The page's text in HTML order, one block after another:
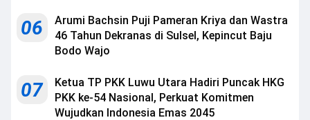
06
Arumi Bachsin Puji Pameran Kriya dan Wastra
46 Tahun Dekranas di Sulsel, Kepincut Baju
Bodo Wajo
07
Ketua TP PKK Luwu Utara Hadiri Puncak HKG
PKK ke-54 Nasional, Perkuat Komitmen
Wujudkan Indonesia Emas 2045